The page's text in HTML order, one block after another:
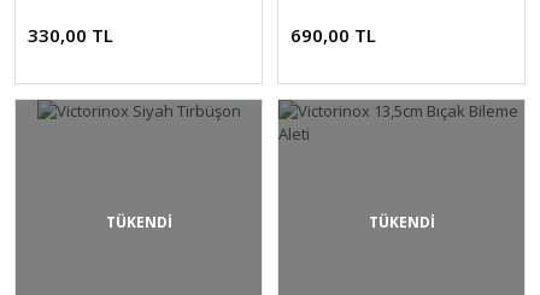
330,00 TL 690,00 TL
TÜKENDİ TÜKENDİ